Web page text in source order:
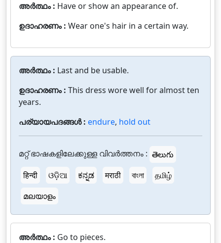
അർത്ഥം : Have or show an appearance of.
ഉദാഹരണം : Wear one's hair in a certain way.
അർത്ഥം : Last and be usable.
ഉദാഹരണം : This dress wore well for almost ten
years.
പര്യായപദങ്ങൾ : endure, hold out
മറ്റ് ഭാഷകളിലേക്കുള്ള വിവർത്തനം : తెలుగు
हिन्दी
ଓଡ଼ିଆ ಕನ್ನಡ मराठी বাংলা
தமிழ்
മലയാളം
അർത്ഥം : Go to pieces.